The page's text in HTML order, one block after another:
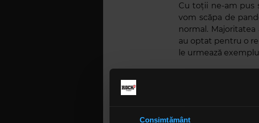
Consimțământ
Cu toții ne-am pus
vom scăpa de
normal.
au optat pentru o
le urmează